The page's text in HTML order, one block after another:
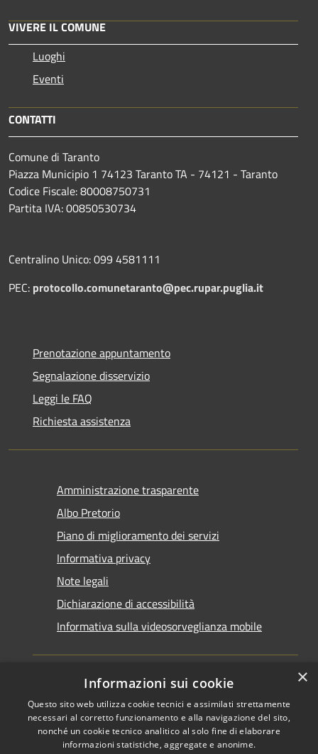
VIVERE IL COMUNE
Luoghi
Eventi
CONTATTI
Comune di Taranto
Piazza Municipio 1 74123 Taranto TA - 74121 - Taranto
Codice Fiscale: 80008750731
Partita IVA: 00850530734
Centralino Unico: 099 4581111
PEC: protocollo.comunetaranto@pec.rupar.puglia.it
Prenotazione appuntamento
Segnalazione disservizio
Leggi le FAQ
Richiesta assistenza
Amministrazione trasparente
Albo Pretorio
Piano di miglioramento dei servizi
Informativa privacy
Note legali
Dichiarazione di accessibilità
Informativa sulla videosorveglianza mobile
RSS
Accessibilità
Copyright © 2026 • Comune di
Taranto • Powered by
Municipium•Accesso
×
Informazioni sui cookie
Questo sito web utilizza cookie tecnici e assimilati strettamente
necessari al corretto funzionamento e alla navigazione del sito,
nonché un cookie tecnico analitico al solo fine di elaborare
informazioni statistiche, aggregate e anonime.